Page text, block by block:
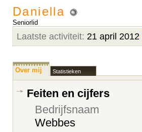
Daniella
Seniorlid
Laatste activiteit: 21 april 2012
Over mij Statistieken
Feiten en cijfers
Bedrijfsnaam
Webbes